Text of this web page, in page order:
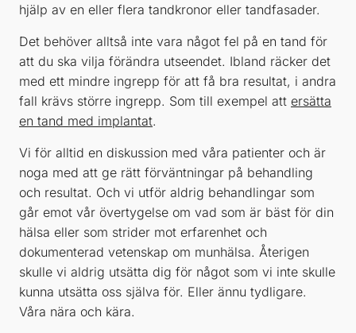
hjälp av en eller flera tandkronor eller tandfasader.
Det behöver alltså inte vara något fel på en tand för
att du ska vilja förändra utseendet. Ibland räcker det
med ett mindre ingrepp för att få bra resultat, i andra
fall krävs större ingrepp. Som till exempel att ersätta
en tand med implantat.
Vi för alltid en diskussion med våra patienter och är
noga med att ge rätt förväntningar på behandling
och resultat. Och vi utför aldrig behandlingar som
går emot vår övertygelse om vad som är bäst för din
hälsa eller som strider mot erfarenhet och
dokumenterad vetenskap om munhälsa. Återigen
skulle vi aldrig utsätta dig för något som vi inte skulle
kunna utsätta oss själva för. Eller ännu tydligare.
Våra nära och kära.